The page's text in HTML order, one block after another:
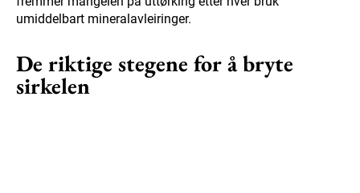
umiddelbart mineralavleiringer.
De riktige stegene for å bryte
sirkelen